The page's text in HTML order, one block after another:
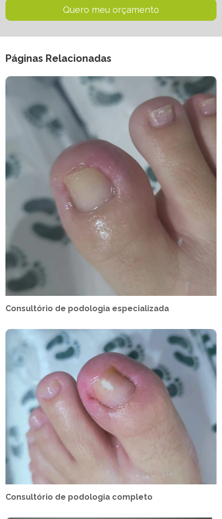
Quero meu orçamento
Páginas Relacionadas
Consultório de podologia especializada
Consultório de podologia completo